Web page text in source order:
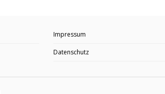
Impressum
Datenschutz